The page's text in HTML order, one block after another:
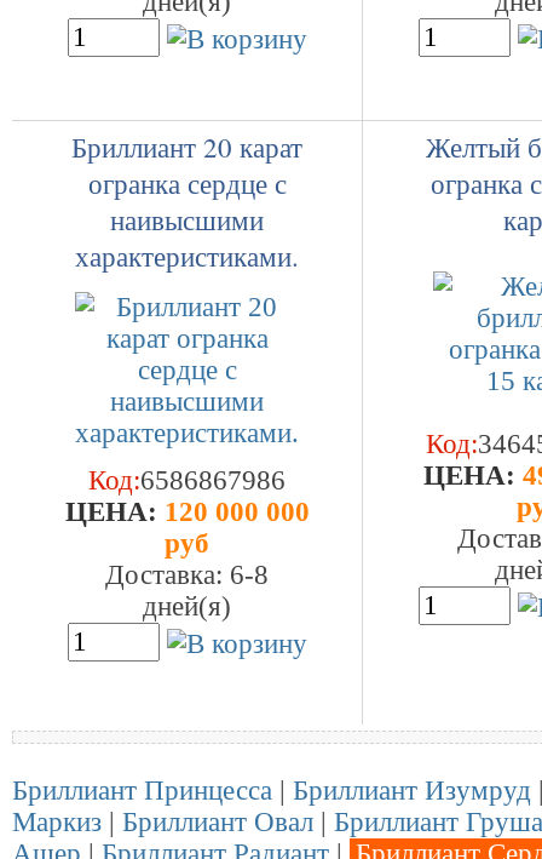
Бриллиант 20 карат
огранка сердце с
наивысшими
характеристиками.
Код:6586867986
ЦEHA: 120 000 000
руб
Доставка: 6-8
дней(я)
Желтый
огранка
Код:
ЦEHA:
Бриллиант Принцесса | Бриллиант Изумруд
Маркиз | Бриллиант Овал | Бриллиант Груша